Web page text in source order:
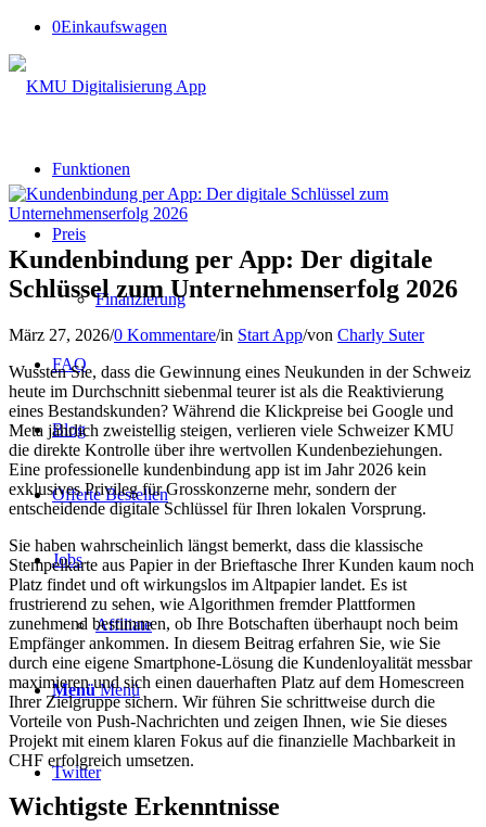
0Einkaufswagen
Funktionen
Preis
Finanzierung
FAQ
Blog
Offerte Bestellen
Jobs
Affiliate
Menü Menü
Twitter
Kundenbindung per App: Der digitale
Schlüssel zum Unternehmenserfolg 2026
März 27, 2026/0 Kommentare/in Start App/von Charly Suter
Wussten Sie, dass die Gewinnung eines Neukunden in der Schweiz
heute im Durchschnitt siebenmal teurer ist als die Reaktivierung
eines Bestandskunden? Während die Klickpreise bei Google und
Meta jährlich zweistellig steigen, verlieren viele Schweizer KMU
die direkte Kontrolle über ihre wertvollen Kundenbeziehungen.
Eine professionelle kundenbindung app ist im Jahr 2026 kein
exklusives Privileg für Grosskonzerne mehr, sondern der
entscheidende digitale Schlüssel für Ihren lokalen Vorsprung.
Sie haben wahrscheinlich längst bemerkt, dass die klassische
Stempelkarte aus Papier in der Brieftasche Ihrer Kunden kaum noch
Platz findet und oft wirkungslos im Altpapier landet. Es ist
frustrierend zu sehen, wie Algorithmen fremder Plattformen
zunehmend bestimmen, ob Ihre Botschaften überhaupt noch beim
Empfänger ankommen. In diesem Beitrag erfahren Sie, wie Sie
durch eine eigene Smartphone-Lösung die Kundenloyalität messbar
maximieren und sich einen dauerhaften Platz auf dem Homescreen
Ihrer Zielgruppe sichern. Wir führen Sie schrittweise durch die
Vorteile von Push-Nachrichten und zeigen Ihnen, wie Sie dieses
Projekt mit einem klaren Fokus auf die finanzielle Machbarkeit in
CHF erfolgreich umsetzen.
Wichtigste Erkenntnisse